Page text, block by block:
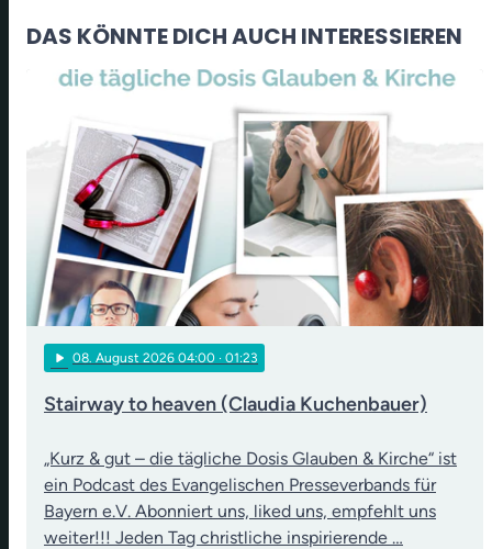
DAS KÖNNTE DICH AUCH INTERESSIEREN
play_arrow 08. August 2026 04:00 · 01:23
Stairway to heaven (Claudia Kuchenbauer)
„Kurz & gut – die tägliche Dosis Glauben & Kirche“ ist
ein Podcast des Evangelischen Presseverbands für
Bayern e.V. Abonniert uns, liked uns, empfehlt uns
weiter!!! Jeden Tag christliche inspirierende …